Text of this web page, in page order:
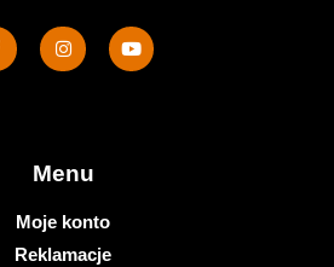
Menu
Moje konto
Reklamacje